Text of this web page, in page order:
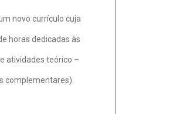
novo currículo cuja
horas dedicadas às
atividades teórico –
complementares).